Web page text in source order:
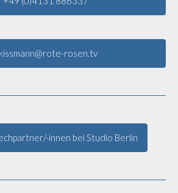
rosen.tv
innen bei Studio Berlin